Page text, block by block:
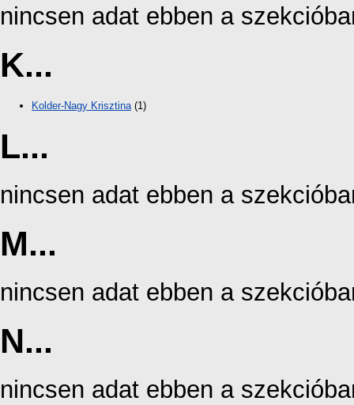
nincsen adat ebben a
K...
Kolder-Nagy Krisztina(1)
L...
nincsen adat ebben a
M...
nincsen adat ebben a
N...
nincsen adat ebben a